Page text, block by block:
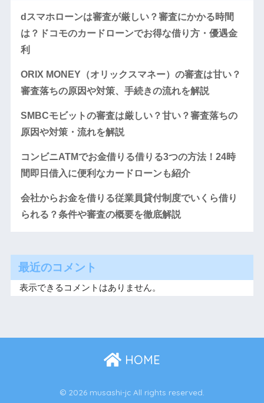
dスマホローンは審査が厳しい？審査にかかる時間
は？ドコモのカードローンでお得な借り方・優遇金
利
ORIX MONEY（オリックスマネー）の審査は甘い？
審査落ちの原因や対策、手続きの流れを解説
SMBCモビットの審査は厳しい？甘い？審査落ちの
原因や対策・流れを解説
コンビニATMでお金借りる借りる3つの方法！24時
間即日借入に便利なカードローンも紹介
会社からお金を借りる従業員貸付制度でいくら借り
られる？条件や審査の概要を徹底解説
最近のコメント
表示できるコメントはありません。
HOME
© 2026 musashi-jc All rights reserved.